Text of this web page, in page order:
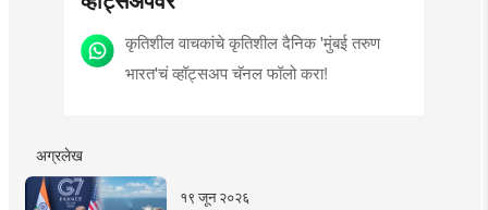
कृतिशील वाचकांचे कृतिशील दैनिक 'मुंबई तरुण
भारत'चं व्हॉट्सअप चॅनल फॉलो करा!
अग्रलेख
१९ जून २०२६